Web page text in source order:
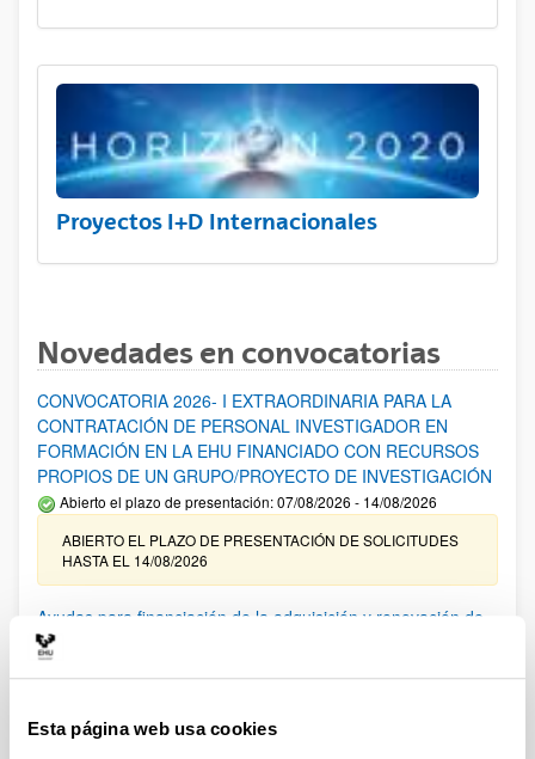
Esta página web usa cookies
Proyectos I+D Internacionales
Novedades en convocatorias
CONVOCATORIA 2026- I EXTRAORDINARIA PARA LA
CONTRATACIÓN DE PERSONAL INVESTIGADOR EN
FORMACIÓN EN LA EHU FINANCIADO CON RECURSOS
PROPIOS DE UN GRUPO/PROYECTO DE INVESTIGACIÓN
Abierto el plazo de presentación: 07/08/2026 - 14/08/2026
ABIERTO EL PLAZO DE PRESENTACIÓN DE SOLICITUDES
HASTA EL 14/08/2026
Ayudas para financiación de la adquisición y renovación de
infraestructura científica y fondos bibliográficos en la
UPV/EHU 2026
25/03/2026: Corrección de errores del listado provisional de